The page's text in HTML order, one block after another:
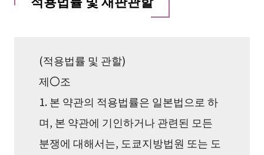
(적용법률 및 관할)
제〇조
1. 본 약관의 적용법률은 일본법으로 하
며, 본 약관에 기인하거나 관련된 모든
분쟁에 대해서는, 도쿄지방법원 또는 도